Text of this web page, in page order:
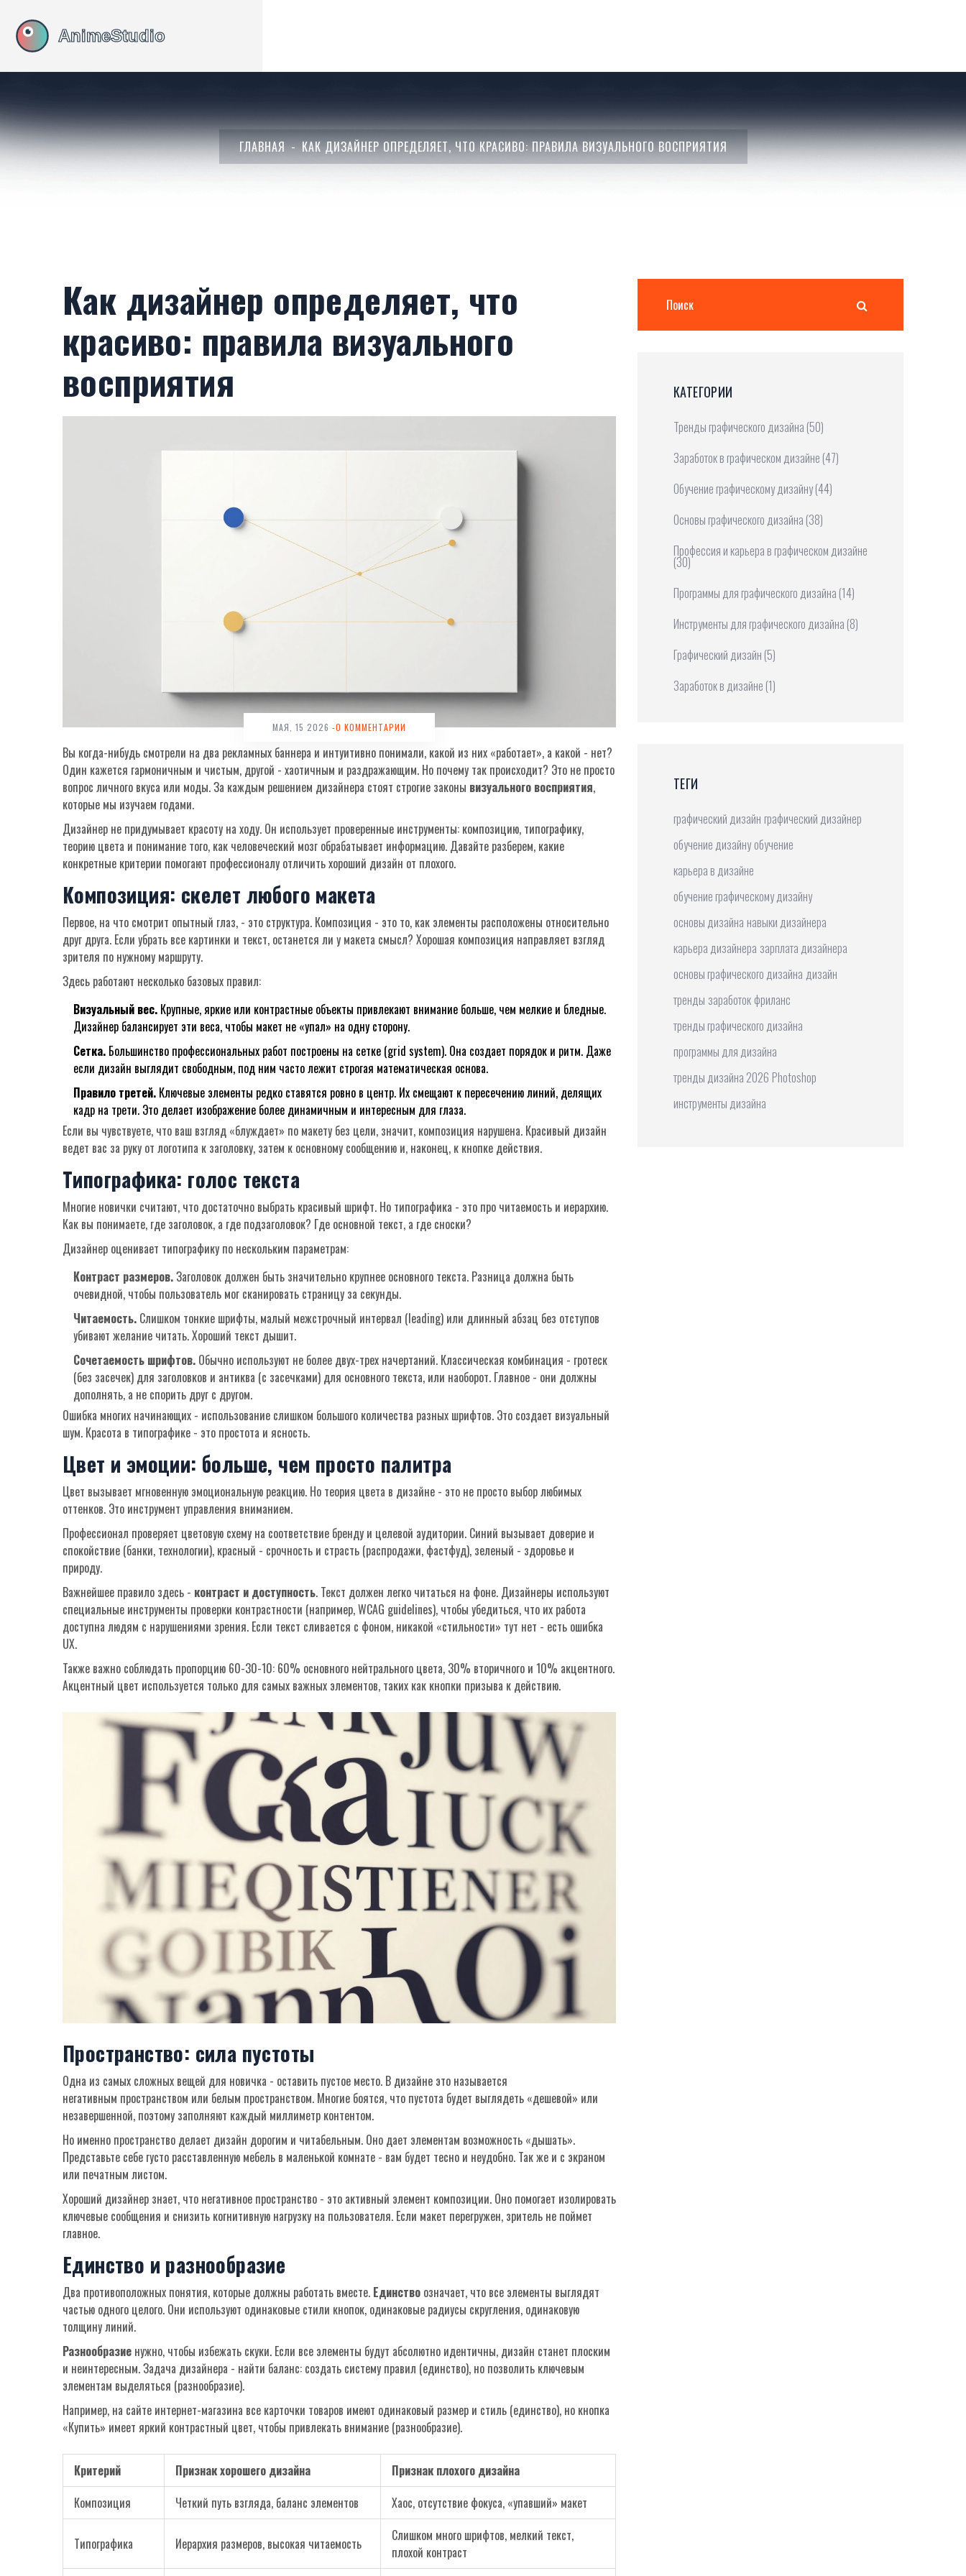
ГЛАВНАЯ КАК ДИЗАЙНЕР ОПРЕДЕЛЯЕТ, ЧТО КРАСИВО: ПРАВИЛА ВИЗУАЛЬНОГО ВОСПРИЯТИЯ
Как дизайнер определяет, что
красиво: правила визуального
восприятия
МАЯ, 15 2026 -0 КОММЕНТАРИИ
Вы когда-нибудь смотрели на два рекламных баннера и интуитивно понимали, какой из них «работает», а какой - нет?
Один кажется гармоничным и чистым, другой - хаотичным и раздражающим. Но почему так происходит? Это не просто
вопрос личного вкуса или моды. За каждым решением дизайнера стоят строгие законы визуального восприятия,
которые мы изучаем годами.
Дизайнер не придумывает красоту на ходу. Он использует проверенные инструменты: композицию, типографику,
теорию цвета и понимание того, как человеческий мозг обрабатывает информацию. Давайте разберем, какие
конкретные критерии помогают профессионалу отличить хороший дизайн от плохого.
Композиция: скелет любого макета
Первое, на что смотрит опытный глаз, - это структура. Композиция - это то, как элементы расположены относительно
друг друга. Если убрать все картинки и текст, останется ли у макета смысл? Хорошая композиция направляет взгляд
зрителя по нужному маршруту.
Здесь работают несколько базовых правил:
Визуальный вес. Крупные, яркие или контрастные объекты привлекают внимание больше, чем мелкие и бледные.
Дизайнер балансирует эти веса, чтобы макет не «упал» на одну сторону.
Сетка. Большинство профессиональных работ построены на сетке (grid system). Она создает порядок и ритм. Даже
если дизайн выглядит свободным, под ним часто лежит строгая математическая основа.
Правило третей. Ключевые элементы редко ставятся ровно в центр. Их смещают к пересечению линий, делящих
кадр на трети. Это делает изображение более динамичным и интересным для глаза.
Если вы чувствуете, что ваш взгляд «блуждает» по макету без цели, значит, композиция нарушена. Красивый дизайн
ведет вас за руку от логотипа к заголовку, затем к основному сообщению и, наконец, к кнопке действия.
Типографика: голос текста
Многие новички считают, что достаточно выбрать красивый шрифт. Но типографика - это про читаемость и иерархию.
Как вы понимаете, где заголовок, а где подзаголовок? Где основной текст, а где сноски?
Дизайнер оценивает типографику по нескольким параметрам:
Контраст размеров.Заголовок должен быть значительно крупнее основного текста. Разница должна быть
очевидной, чтобы пользователь мог сканировать страницу за секунды.
Читаемость. Слишком тонкие шрифты, малый межстрочный интервал (leading) или длинный абзац без отступов
убивают желание читать. Хороший текст дышит.
Сочетаемость шрифтов. Обычно используют не более двух-трех начертаний. Классическая комбинация - гротеск
(без засечек) для заголовков и антиква (с засечками) для основного текста, или наоборот. Главное - они должны
дополнять, а не спорить друг с другом.
Ошибка многих начинающих - использование слишком большого количества разных шрифтов. Это создает визуальный
шум. Красота в типографике - это простота и ясность.
Цвет и эмоции: больше, чем просто палитра
Цвет вызывает мгновенную эмоциональную реакцию. Но теория цвета в дизайне - это не просто выбор любимых
оттенков. Это инструмент управления вниманием.
Профессионал проверяет цветовую схему на соответствие бренду и целевой аудитории. Синий вызывает доверие и
спокойствие (банки, технологии), красный - срочность и страсть (распродажи, фастфуд), зеленый - здоровье и
природу.
Важнейшее правило здесь - контраст и доступность. Текст должен легко читаться на фоне. Дизайнеры используют
специальные инструменты проверки контрастности (например, WCAG guidelines), чтобы убедиться, что их работа
доступна людям с нарушениями зрения. Если текст сливается с фоном, никакой «стильности» тут нет - есть ошибка
UX.
Также важно соблюдать пропорцию 60-30-10: 60% основного нейтрального цвета, 30% вторичного и 10% акцентного.
Акцентный цвет используется только для самых важных элементов, таких как кнопки призыва к действию.
Пространство: сила пустоты
Одна из самых сложных вещей для новичка - оставить пустое место. В дизайне это называется
негативным пространством или белым пространством. Многие боятся, что пустота будет выглядеть «дешевой» или
незавершенной, поэтому заполняют каждый миллиметр контентом.
Но именно пространство делает дизайн дорогим и читабельным. Оно дает элементам возможность «дышать».
Представьте себе густо расставленную мебель в маленькой комнате - вам будет тесно и неудобно. Так же и с экраном
или печатным листом.
Хороший дизайнер знает, что негативное пространство - это активный элемент композиции. Оно помогает изолировать
ключевые сообщения и снизить когнитивную нагрузку на пользователя. Если макет перегружен, зритель не поймет
главное.
Единство и разнообразие
Два противоположных понятия, которые должны работать вместе. Единство означает, что все элементы выглядят
частью одного целого. Они используют одинаковые стили кнопок, одинаковые радиусы скругления, одинаковую
толщину линий.
Разнообразие нужно, чтобы избежать скуки. Если все элементы будут абсолютно идентичны, дизайн станет плоским
и неинтересным. Задача дизайнера - найти баланс: создать систему правил (единство), но позволить ключевым
элементам выделяться (разнообразие).
Например, на сайте интернет-магазина все карточки товаров имеют одинаковый размер и стиль (единство), но кнопка
«Купить» имеет яркий контрастный цвет, чтобы привлекать внимание (разнообразие).
Критерий Признак хорошего дизайна
Признак плохого дизайна
Композиция
Четкий путь взгляда, баланс элементов Хаос, отсутствие фокуса, «упавший» макет
Типографика Иерархия размеров, высокая читаемость
Слишком много шрифтов, мелкий текст,
плохой контраст
КАТЕГОРИИ
Тренды графического дизайна (50)
Заработок в графическом дизайне (47)
Обучение графическому дизайну(44)
Основы графического дизайна (38)
Профессия и карьера в графическом дизайне
(30)
Программы для графического дизайна (14)
Инструменты для графического дизайна (8)
Графический дизайн (5)
Заработок в дизайне (1)
ТЕГИ
графический дизайн графический дизайнер
обучение дизайну обучение
карьера в дизайне
обучение графическому дизайну
основы дизайна навыки дизайнера
карьера дизайнера зарплата дизайнера
основы графического дизайна дизайн
тренды заработок фриланс
тренды графического дизайна
программы для дизайна
тренды дизайна 2026 Photoshop
инструменты дизайна